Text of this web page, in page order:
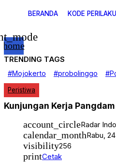
BERANDA KODE
home
Nasional
EKOBIS
Daerah
Politik
Hukrim
Pendidikan
Advertorial
GAYA HIDUP
TRENDING TAGS
#Mojokerto #probolinggo
Peristiwa
Kunjungan Kerja
account_circleRadar
calendar_monthRabu,
visibility256
printCetak